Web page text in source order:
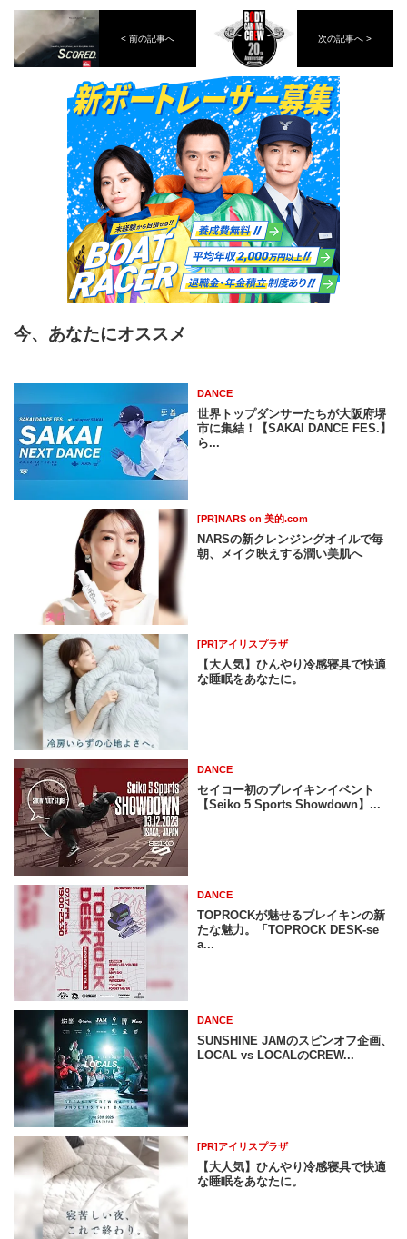
< 前の記事へ 次の記事へ >
今、あなたにオススメ
DANCE
世界トップダンサーたちが大阪府堺
市に集結！【SAKAI DANCE FES.】
ら...
[PR]NARS on 美的.com
NARSの新クレンジングオイルで毎
朝、メイク映えする潤い美肌へ
[PR]アイリスプラザ
【大人気】ひんやり冷感寝具で快適
な睡眠をあなたに。
DANCE
セイコー初のブレイキンイベント
【Seiko 5 Sports Showdown】...
DANCE
TOPROCKが魅せるブレイキンの新
たな魅力。「TOPROCK DESK-se
a...
DANCE
SUNSHINE JAMのスピンオフ企画、
LOCAL vs LOCALのCREW...
[PR]アイリスプラザ
【大人気】ひんやり冷感寝具で快適
な睡眠をあなたに。